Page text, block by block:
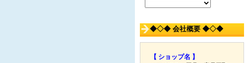
◆◇◆ 会社概要 ◆◇◆
【 ショップ名 】